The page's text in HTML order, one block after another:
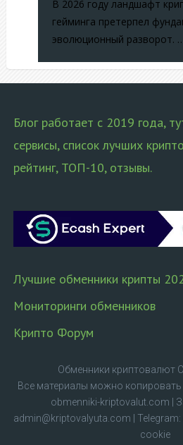
В 2026 году ландшафт
гейминга претерпел
эволюционный разворот.
Блог работает с 2019 года,
сервисы, список лучших
рейтинг, ТОП-10, отзывы.
Лучшие обменники крипты
Мониторинги обменников
Крипто Форум
Обменники криптовалют
Все материалы можно копировать
obmenniki-kriptovalut.com
admin@kriptovalyuta.com
cookie